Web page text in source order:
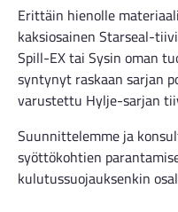
Erittäin hienolle
kaksiosainen Starseal-
Spill-EX tai Sysin oman
syntynyt raskaan sarjan
varustettu Hylje-sarjan
Suunnittelemme ja
syöttökohtien
kulutussuojauksenkin